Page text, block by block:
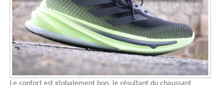
Le confort est globalement bon, le résultant du chaussant